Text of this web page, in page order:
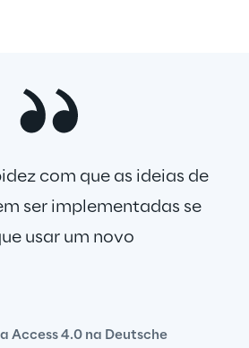
com que as ideias de
ser implementadas se
usar um novo
Access 4.0 na Deutsche